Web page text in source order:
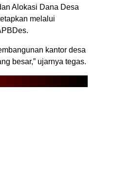
Alokasi Dana Desa
melalui
kantor desa
besar,” ujarnya tegas.